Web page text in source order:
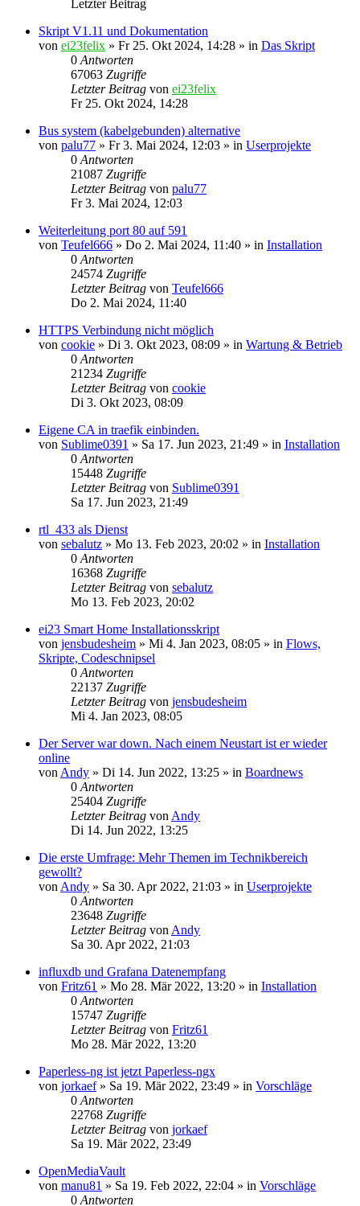
Letzter Beitrag
Skript V1.11 und Dokumentation
von ei23felix » Fr 25. Okt 2024, 14:28 » in Das Skript
0 Antworten
67063 Zugriffe
Letzter Beitrag von ei23felix
Fr 25. Okt 2024, 14:28
Bus system (kabelgebunden) alternative
von palu77 » Fr 3. Mai 2024, 12:03 » in Userprojekte
0 Antworten
21087 Zugriffe
Letzter Beitrag von palu77
Fr 3. Mai 2024, 12:03
Weiterleitung port 80 auf 591
von Teufel666 » Do 2. Mai 2024, 11:40 » in Installation
0 Antworten
24574 Zugriffe
Letzter Beitrag von Teufel666
Do 2. Mai 2024, 11:40
HTTPS Verbindung nicht möglich
von cookie » Di 3. Okt 2023, 08:09 » in Wartung & Betrieb
0 Antworten
21234 Zugriffe
Letzter Beitrag von cookie
Di 3. Okt 2023, 08:09
Eigene CA in traefik einbinden.
von Sublime0391 » Sa 17. Jun 2023, 21:49 » in Installation
0 Antworten
15448 Zugriffe
Letzter Beitrag von Sublime0391
Sa 17. Jun 2023, 21:49
rtl_433 als Dienst
von sebalutz » Mo 13. Feb 2023, 20:02 » in Installation
0 Antworten
16368 Zugriffe
Letzter Beitrag von sebalutz
Mo 13. Feb 2023, 20:02
ei23 Smart Home Installationsskript
von jensbudesheim » Mi 4. Jan 2023, 08:05 » in Flows,
Skripte, Codeschnipsel
0 Antworten
22137 Zugriffe
Letzter Beitrag von jensbudesheim
Mi 4. Jan 2023, 08:05
Der Server war down. Nach einem Neustart ist er wieder
online
von Andy » Di 14. Jun 2022, 13:25 » in Boardnews
0 Antworten
25404 Zugriffe
Letzter Beitrag von Andy
Di 14. Jun 2022, 13:25
Die erste Umfrage: Mehr Themen im Technikbereich
gewollt?
von Andy » Sa 30. Apr 2022, 21:03 » in Userprojekte
0 Antworten
23648 Zugriffe
Letzter Beitrag von Andy
Sa 30. Apr 2022, 21:03
influxdb und Grafana Datenempfang
von Fritz61 » Mo 28. Mär 2022, 13:20 » in Installation
0 Antworten
15747 Zugriffe
Letzter Beitrag von Fritz61
Mo 28. Mär 2022, 13:20
Paperless-ng ist jetzt Paperless-ngx
von jorkaef» Sa 19. Mär 2022, 23:49 » in Vorschläge
0 Antworten
22768 Zugriffe
Letzter Beitrag von jorkaef
Sa 19. Mär 2022, 23:49
OpenMediaVault
von manu81 » Sa 19. Feb 2022, 22:04 » in Vorschläge
0 Antworten